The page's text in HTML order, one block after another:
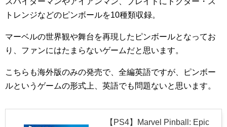
トレンジなどのピンボールを10種類収録。
マーベルの世界観や舞台を再現したピンボールとなってお
り、ファンにはたまらないゲームだと思います。
こちらも海外版のみの発売で、全編英語ですが、ピンボー
ルというゲームの形式上、英語でも問題ないと思います。
【PS4】Marvel Pinball: Epic